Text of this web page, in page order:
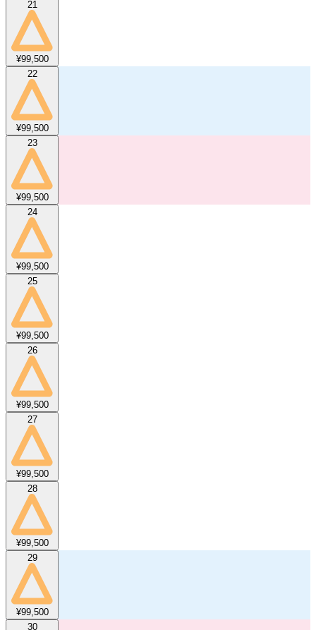
21
¥99,500
22
¥99,500
23
¥99,500
24
¥99,500
25
¥99,500
26
¥99,500
27
¥99,500
28
¥99,500
29
¥99,500
30